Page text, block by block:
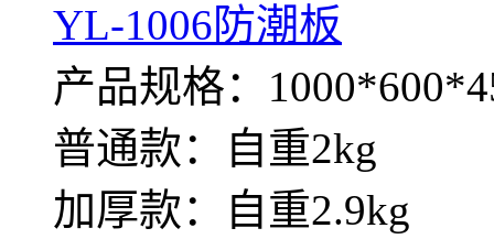
YL-1006防潮板
产品规格：
普通款：自重2kg
加厚款：自重2.9kg